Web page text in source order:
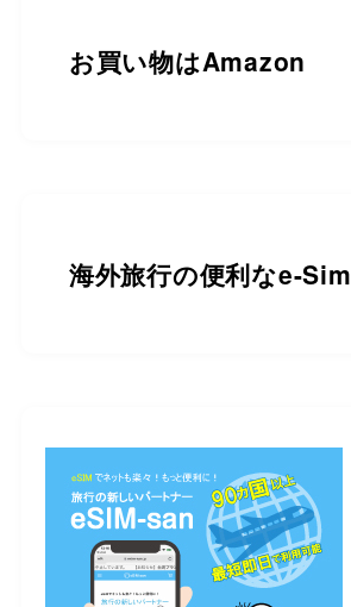
お買い物はAmazon
海外旅行の便利なe-Sim